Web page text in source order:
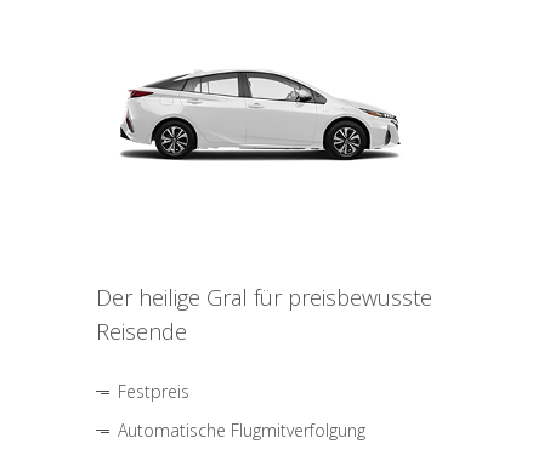
Der heilige Gral für preisbewusste
Reisende
Festpreis
Automatische Flugmitverfolgung